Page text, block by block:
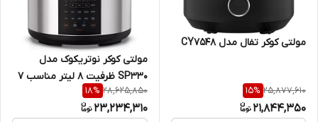
مولتی کوکر تفال مدل CY7548
25,877,610
15%
21,844,350
مولتی کوکر نوتریکوک مدل
SP330 ظرفیت ۸ لیتر مناسب ۷
نفر
28,625,850
18%
23,234,310